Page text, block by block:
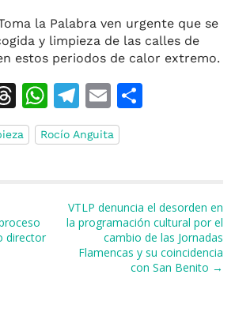
la Palabra ven urgente que se
y limpieza de las calles de
estos periodos de calor extremo.
T
h
re
s
W
h
at
T
el
e
a
m
E
m
ai
ar
ti
r
Rocío Anguita
director
VTLP denuncia el desorden en
la programación cultural por el
cambio de las Jornadas
Flamencas y su coincidencia
con San Benito →